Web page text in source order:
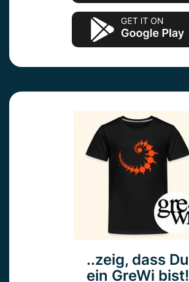
..zeig, dass Du
ein GreWi bist!